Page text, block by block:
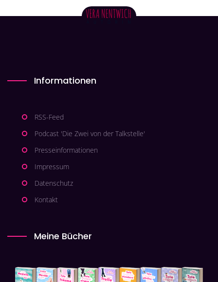
Informationen
RSS-Feed
Podcast 'Die Zwei von der Talkstelle'
Presseinformationen
Impressum
Datenschutz
Kontakt
Meine Bücher